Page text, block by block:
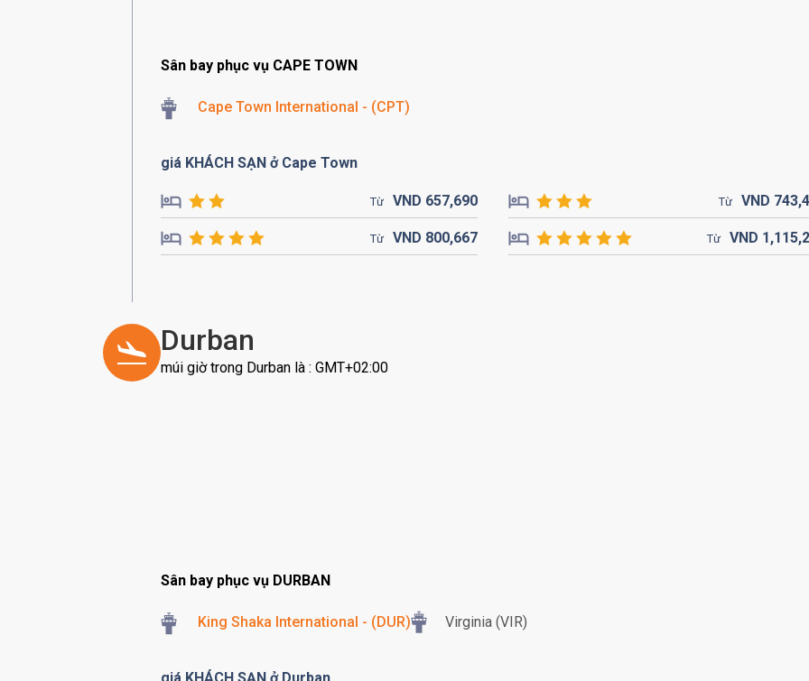
Sân bay phục vụ CAPE TOWN
Cape Town International - (CPT)
giá KHÁCH SẠN ở Cape Town
Từ VND 657,690 Từ VND 743,
Từ VND 800,667 Từ VND 1,115,
Durban
múi giờ trong Durban là : GMT+02:00
Sân bay phục vụ DURBAN
King Shaka International - (DUR) Virginia (VIR)